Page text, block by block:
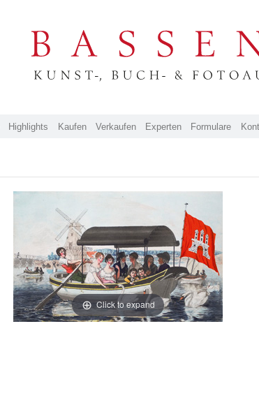
Highlights Kaufen Verkaufen Experten Formulare
Click to expand